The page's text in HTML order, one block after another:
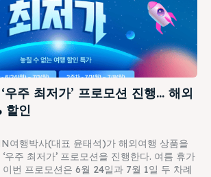
우주 최저가’ 프로모션 진행… 해외
할인
여행박사(대표 윤태석)가 해외여행 상품을
우주 최저가’ 프로모션을 진행한다. 여름 휴가
번 프로모션은 6월 24일과 7월 1일 두 차례